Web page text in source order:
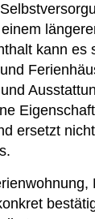
kann es
ersetzt